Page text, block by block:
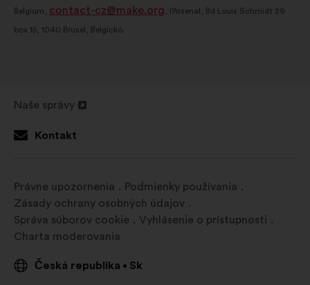
Belgium, contact-cz@make.org , l'Arsenal, Bd Louis Schmidt 29
box 15, 1040 Brusel, Belgicko.
Naše správy
Otvorenie
na
Kontakt
Právne upozornenia
Podmienky používania
Zásady ochrany osobných údajov
Správa súborov cookie
Vyhlásenie o prístupnosti
Charta moderovania
Česká republika • Sk